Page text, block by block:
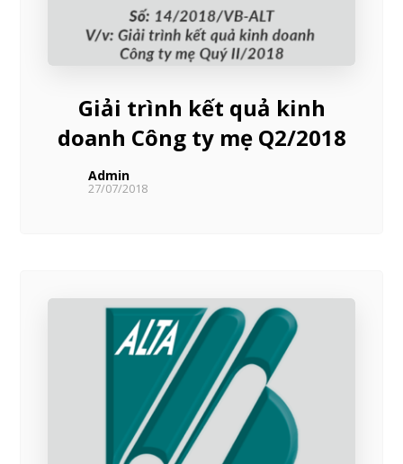
Giải trình kết quả kinh
doanh Công ty mẹ Q2/2018
Admin
27/07/2018